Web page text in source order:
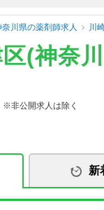
奈川県の薬剤師求人 川
(神奈
※非公開求人は除く
新